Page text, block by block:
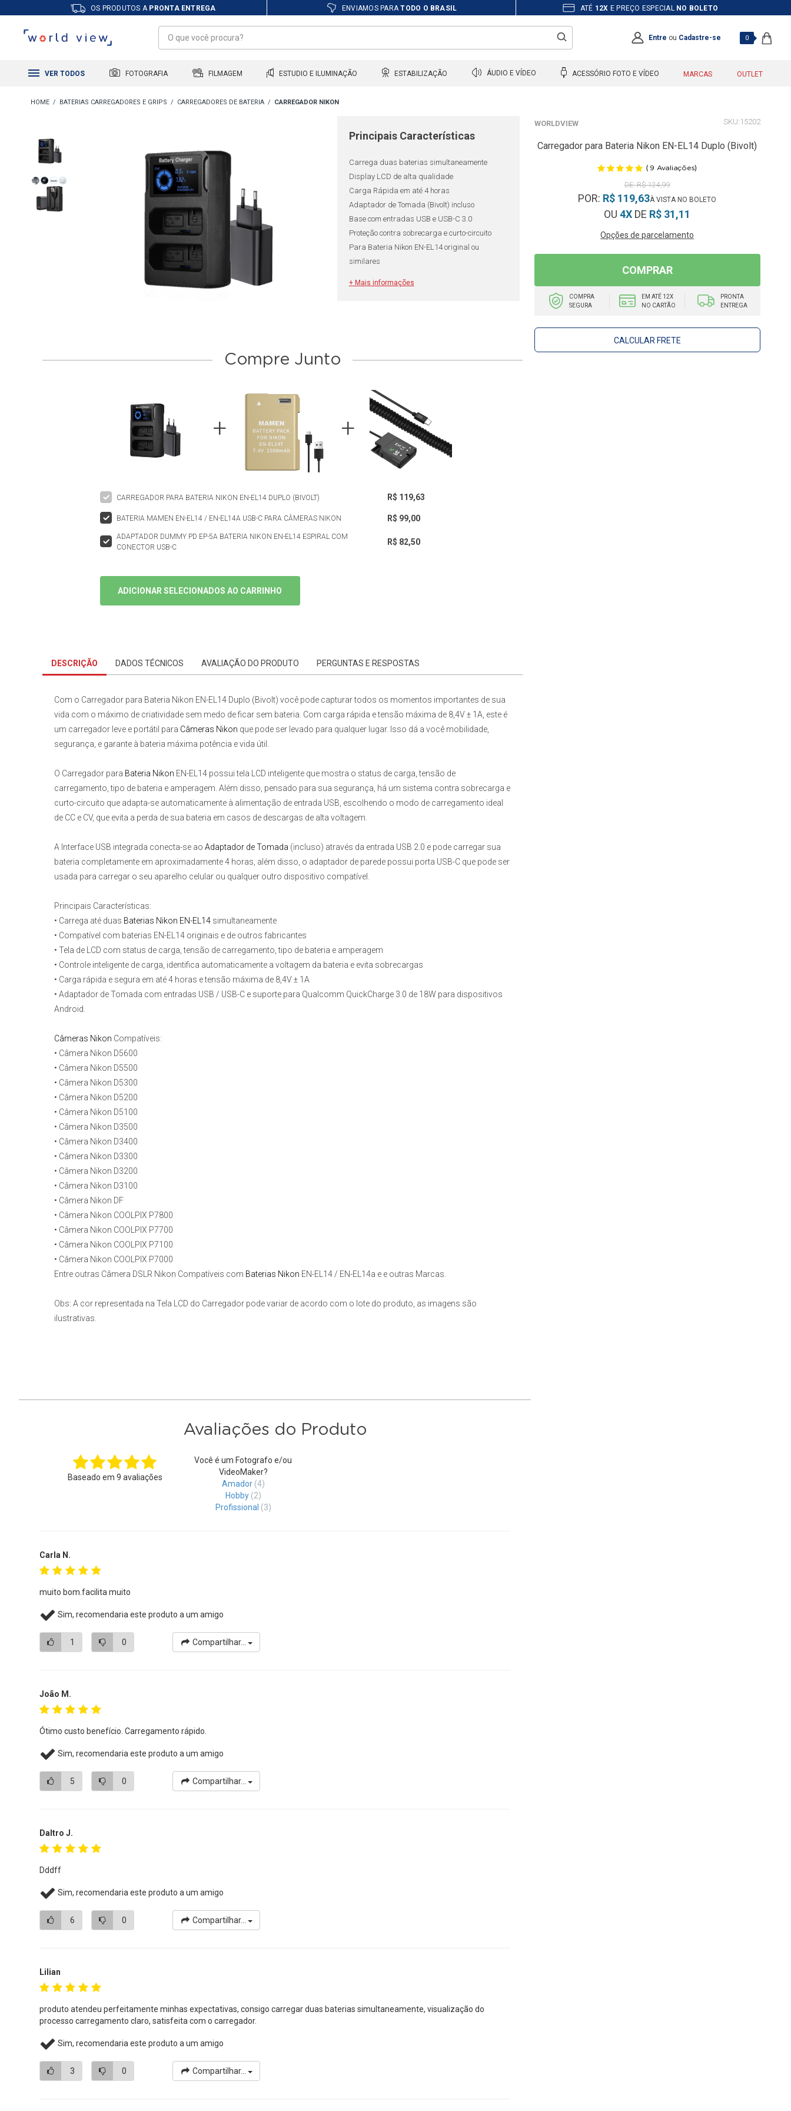
OS PRODUTOS A PRONTA ENTREGA ENVIAMOS PARATODO O BRASIL ATÉ 12X E PREÇO ESPECIAL NO BOLETO
Entre ou Cadastre-se 0
VER TODOS FOTOGRAFIA FILMAGEM ESTUDIO E ILUMINAÇÃO ESTABILIZAÇÃO ÁUDIO E VÍDEO ACESSÓRIO FOTO E VÍDEO MARCAS OUTLET
BATERIAS CARREGADORES E GRIPS CARREGADORES DE BATERIA CARREGADOR NIKON
Principais Características
Carrega duas baterias simultaneamente
Display LCD de alta qualidade
Carga Rápida em até 4 horas
Adaptador de Tomada (Bivolt) incluso
Base com entradas USB e USB-C 3.0
Proteção contra sobrecarga e curto-circuito
Para Bateria Nikon EN-EL14 original ou
similares
+ Mais informações
WORLDVIEW 15202
Carregador para Bateria Nikon EN-EL14 Duplo (Bivolt)
( 9 Avaliações)
R$ 124,99
POR: R$ 119,63
OU4X DE R$ 31,11
Opções de parcelamento
COMPRAR
COMPRA
SEGURA
EM ATÉ 12X
NO CARTÃO
PRONTA
ENTREGA
CALCULAR FRETE
Compre Junto
CARREGADOR PARA BATERIA NIKON EN-EL14 DUPLO (BIVOLT) R$ 119,63
BATERIA MAMEN EN-EL14 / EN-EL14A USB-C PARA CÂMERAS NIKON R$ 99,00
ADAPTADOR DUMMY PD EP-5A BATERIA NIKON EN-EL14 ESPIRAL COM
CONECTOR USB-C
R$ 82,50
ADICIONAR SELECIONADOS AO CARRINHO
DESCRIÇÃO DADOS TÉCNICOS AVALIAÇÃO DO PRODUTO PERGUNTAS E RESPOSTAS
Com o Carregador para Bateria Nikon EN-EL14 Duplo (Bivolt) você pode capturar todos os momentos importantes de sua
vida com o máximo de criatividade sem medo de ficar sem bateria. Com carga rápida e tensão máxima de 8,4V ± 1A, este é
um carregador leve e portátil para Câmeras Nikon que pode ser levado para qualquer lugar. Isso dá a você mobilidade,
segurança, e garante à bateria máxima potência e vida útil.
O Carregador para Bateria Nikon EN-EL14 possui tela LCD inteligente que mostra o status de carga, tensão de
carregamento, tipo de bateria e amperagem. Além disso, pensado para sua segurança, há um sistema contra sobrecarga e
curto-circuito que adapta-se automaticamente à alimentação de entrada USB, escolhendo o modo de carregamento ideal
de CC e CV, que evita a perda de sua bateria em casos de descargas de alta voltagem.
A Interface USB integrada conecta-se ao Adaptador de Tomada (incluso) através da entrada USB 2.0 e pode carregar sua
bateria completamente em aproximadamente 4 horas, além disso, o adaptador de parede possui porta USB-C que pode ser
usada para carregar o seu aparelho celular ou qualquer outro dispositivo compatível.
Principais Características:
• Carrega até duas Baterias Nikon EN-EL14 simultaneamente
• Compatível com baterias EN-EL14 originais e de outros fabricantes
• Tela de LCD com status de carga, tensão de carregamento, tipo de bateria e amperagem
• Controle inteligente de carga, identifica automaticamente a voltagem da bateria e evita sobrecargas
• Carga rápida e segura em até 4 horas e tensão máxima de 8,4V ± 1A
• Adaptador de Tomada com entradas USB / USB-C e suporte para Qualcomm QuickCharge 3.0 de 18W para dispositivos
Android.
Câmeras Nikon Compatíveis:
• Câmera Nikon D5600
• Câmera Nikon D5500
• Câmera Nikon D5300
• Câmera Nikon D5200
• Câmera Nikon D5100
• Câmera Nikon D3500
• Câmera Nikon D3400
• Câmera Nikon D3300
• Câmera Nikon D3200
• Câmera Nikon D3100
• Câmera Nikon DF
• Câmera Nikon COOLPIX P7800
• Câmera Nikon COOLPIX P7700
• Câmera Nikon COOLPIX P7100
• Câmera Nikon COOLPIX P7000
Entre outras Câmera DSLR Nikon Compatíveis com Baterias Nikon EN-EL14 / EN-EL14a e e outras Marcas.
Obs: A cor representada na Tela LCD do Carregador pode variar de acordo com o lote do produto, as imagens são
ilustrativas.
Avaliações do Produto
Baseado em 9 avaliações
Você é um Fotografo e/ou
VideoMaker?
Amador (4)
Hobby (2)
Profissional (3)
Carla N.
muito bom.facilita muito
Sim, recomendaria este produto a um amigo
1 0 Compartilhar...
João M.
Ótimo custo benefício. Carregamento rápido.
Sim, recomendaria este produto a um amigo
5 0 Compartilhar...
Daltro J.
Dddff
Sim, recomendaria este produto a um amigo
6 0 Compartilhar...
Lilian
produto atendeu perfeitamente minhas expectativas, consigo carregar duas baterias simultaneamente, visualização do
processo carregamento claro, satisfeita com o carregador.
Sim, recomendaria este produto a um amigo
3 0 Compartilhar...